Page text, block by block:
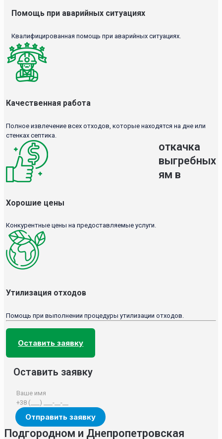
Помощь при аварийных ситуациях
Квалифицированная помощь при аварийных ситуациях.
Качественная работа
Полное извлечение всех отходов, которые находятся на дне или
стенках септика.
Хорошие цены
Конкурентные цены на предоставляемые услуги.
Утилизация отходов
Помощь при выполнении процедуры утилизации отходов.
Оставить заявку
Оставить заявку
откачка
выгребных
ям в
Подгородном и Днепропетровская